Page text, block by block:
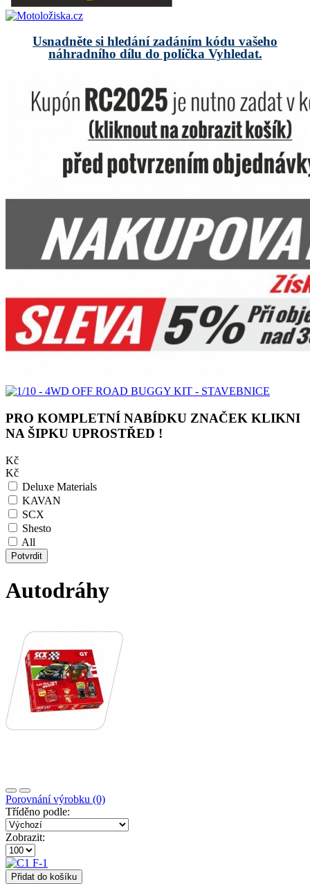
Usnadněte si hledání zadáním kódu vašeho
náhradního dílu do políčka Vyhledat.
PRO KOMPLETNÍ NABÍDKU ZNAČEK KLIKNI
NA ŠIPKU UPROSTŘED !
Kč
Kč
Deluxe Materials
KAVAN
SCX
Shesto
All
Potvrdit
Autodráhy
Porovnání výrobku (0)
Tříděno podle:
Zobrazit:
Přidat do košíku